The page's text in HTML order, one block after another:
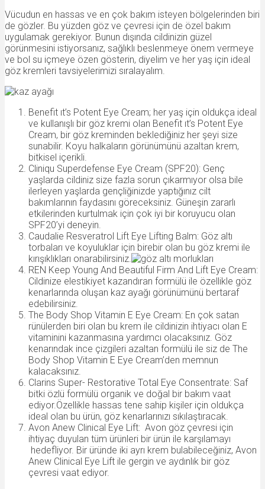
Vücudun en hassas ve en çok bakım isteyen bölgelerinden biri
de gözler. Bu yüzden göz ve çevresi için de özel bakım
uygulamak gerekiyor. Bunun dışında cildinizin güzel
görünmesini istiyorsanız, sağlıklı beslenmeye önem vermeye
ve bol su içmeye özen gösterin, diyelim ve her yaş için ideal
göz kremleri tavsiyelerimizi sıralayalım.
Benefit ıt’s Potent Eye Cream; her yaş için oldukça ideal
ve kullanışlı bir göz kremi olan Benefit ıt’s Potent Eye
Cream, bir göz kreminden beklediğiniz her şeyi size
sunabilir. Koyu halkaların görünümünü azaltan krem,
bitkisel içerikli.
Cliniqu Superdefense Eye Cream (SPF20): Genç
yaşlarda cildiniz size fazla sorun çıkarmıyor olsa bile
ilerleyen yaşlarda gençliğinizde yaptığınız cilt
bakımlarının faydasını göreceksiniz. Güneşin zararlı
etkilerinden kurtulmak için çok iyi bir koruyucu olan
SPF20’yi deneyin.
Caudalie Resveratrol Lift Eye Lifting Balm: Göz altı
torbaları ve koyuluklar için birebir olan bu göz kremi ile
kırışıklıkları onarabilirsiniz.
REN Keep Young And Beautiful Firm And Lift Eye Cream:
Cildinize elestikiyet kazandıran formülü ile özellikle göz
kenarlarında oluşan kaz ayağı görünümünü bertaraf
edebilirsiniz.
The Body Shop Vitamin E Eye Cream: En çok satan
rünülerden biri olan bu krem ile cildinizin ihtiyacı olan E
vitaminini kazanmasına yardımcı olacaksınız. Göz
kenarındak ince çizgileri azaltan formülü ile siz de The
Body Shop Vitamin E Eye Cream’den memnun
kalacaksınız.
Clarins Super- Restorative Total Eye Consentrate: Saf
bitki özlü formülü organik ve doğal bir bakım vaat
ediyor.Özellikle hassas tene sahip kişiler için oldukça
ideal olan bu ürün, göz kenarlarınızı sıkılaştıracak.
Avon Anew Clinical Eye Lift: Avon göz çevresi için
ihtiyaç duyulan tüm ürünleri bir ürün ile karşılamayı
hedefliyor. Bir üründe iki ayrı krem bulabileceğiniz, Avon
Anew Clinical Eye Lift ile gergin ve aydınlık bir göz
çevresi vaat ediyor.